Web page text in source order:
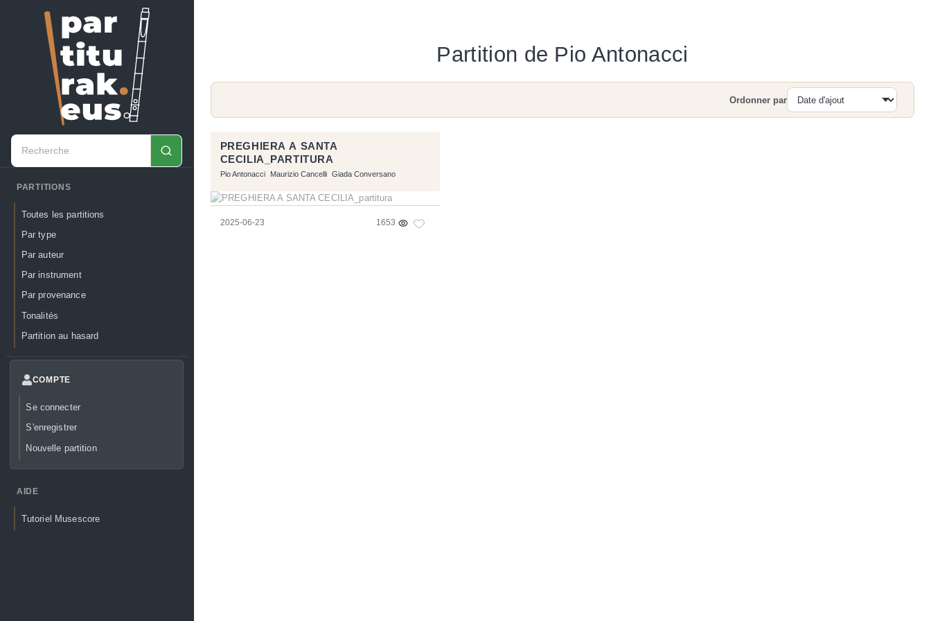
PARTITIONS
Toutes les partitions
Par type
Par auteur
Par instrument
Par provenance
Tonalités
Partition au hasard
COMPTE
Se connecter
S'enregistrer
Nouvelle partition
AIDE
Tutoriel Musescore
Partition de Pio Antonacci
Recherche
Ordonner par
PREGHIERA A SANTA
CECILIA_PARTITURA
Pio Antonacci Maurizio Cancelli Giada Conversano
2025-06-23 1653